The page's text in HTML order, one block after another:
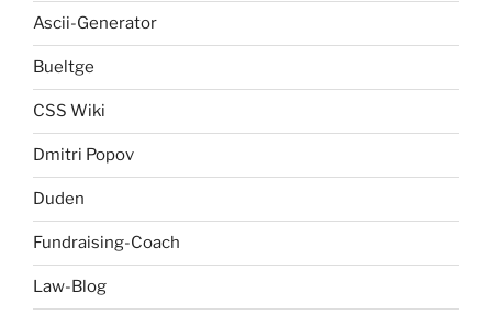
Ascii-Generator
Bueltge
CSS Wiki
Dmitri Popov
Duden
Fundraising-Coach
Law-Blog